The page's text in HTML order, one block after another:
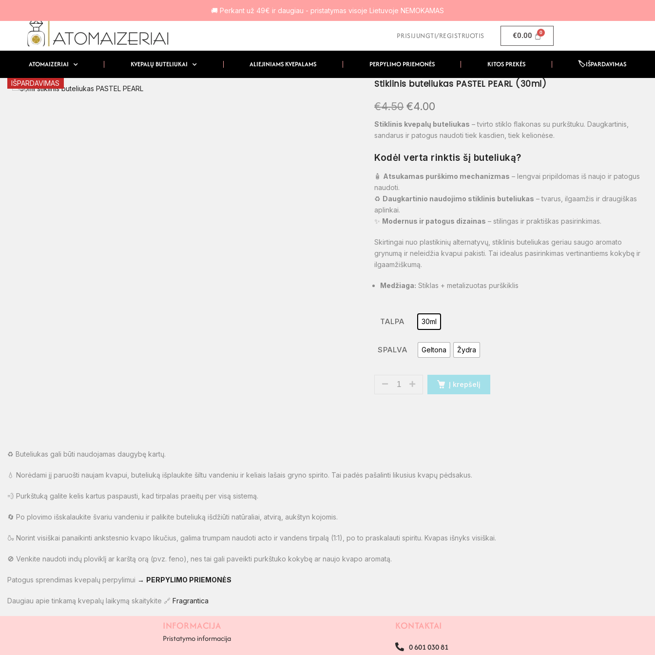
🚚 Perkant už 49€ ir daugiau - pristatymas visoje Lietuvoje NEMOKAMAS
PRISIJUNGTI/REGISTRUOTIS €0.00
ATOMAIZERIAI KVEPALŲ BUTELIUKAI ALIEJINIAMS KVEPALAMS PERPYLIMO PRIEMONĖS KITOS PREKĖS 🏷️IŠPARDAVIMAS
IŠPARDAVIMAS Stiklinis buteliukas PASTEL PEARL (30ml)
€4.50 €4.00
Stiklinis kvepalų buteliukas – tvirto stiklo flakonas su purkštuku. Daugkartinis,
sandarus ir patogus naudoti tiek kasdien, tiek kelionėse.
Kodėl verta rinktis šį buteliuką?
🧴 Atsukamas purškimo mechanizmas – lengvai pripildomas iš naujo ir patogus
naudoti.
♻️ Daugkartinio naudojimo stiklinis buteliukas – tvarus, ilgaamžis ir draugiškas
aplinkai.
✨ Modernus ir patogus dizainas – stilingas ir praktiškas pasirinkimas.
Skirtingai nuo plastikinių alternatyvų, stiklinis buteliukas geriau saugo aromato
grynumą ir neleidžia kvapui pakisti. Tai idealus pasirinkimas vertinantiems kokybę ir
ilgaamžiškumą.
Medžiaga: Stiklas + metalizuotas purškiklis
TALPA 30ml
SPALVA Geltona Žydra
Į krepšelį
♻️ Buteliukas gali būti naudojamas daugybę kartų.
💧 Norėdami jį paruošti naujam kvapui, buteliuką išplaukite šiltu vandeniu ir keliais lašais gryno spirito. Tai padės pašalinti likusius kvapų pėdsakus.
💨 Purkštuką galite kelis kartus paspausti, kad tirpalas praeitų per visą sistemą.
🔄 Po plovimo išskalaukite švariu vandeniu ir palikite buteliuką išdžiūti natūraliai, atvirą, aukštyn kojomis.
🍶 Norint visiškai panaikinti ankstesnio kvapo likučius, galima trumpam naudoti acto ir vandens tirpalą (1:1), po to praskalauti spiritu. Kvapas išnyks visiškai.
🚫 Venkite naudoti indų ploviklį ar karštą orą (pvz. feno), nes tai gali paveikti purkštuko kokybę ar naujo kvapo aromatą.
Patogus sprendimas kvepalų perpylimui → PERPYLIMO PRIEMONĖS
Daugiau apie tinkamą kvepalų laikymą skaitykite 🔗 Fragrantica
INFORMACIJA
Pristatymo informacija
KONTAKTAI
0 601 030 81